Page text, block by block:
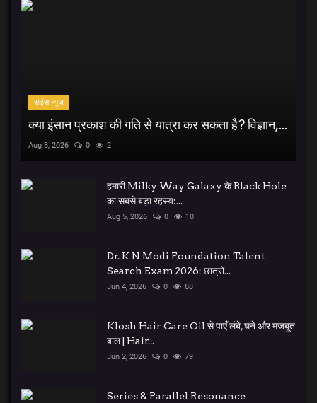
साइंस न्यूज़
क्या इंसान प्रकाश की गति से यात्रा कर सकता है? विज्ञान,...
Aug 8, 2026 0 2
हमारी Milky Way Galaxy के Black Hole
का सबसे बड़ा रहस्य:...
Aug 5, 2026 0 10
Dr. K N Modi Foundation Talent
Search Exam 2026: छात्रों...
Jun 4, 2026 0 88
Klosh Hair Care Oil से पाएँ लंबे, घने और मजबूत
बाल | Hair...
Jun 2, 2026 0 79
Series & Parallel Resonance